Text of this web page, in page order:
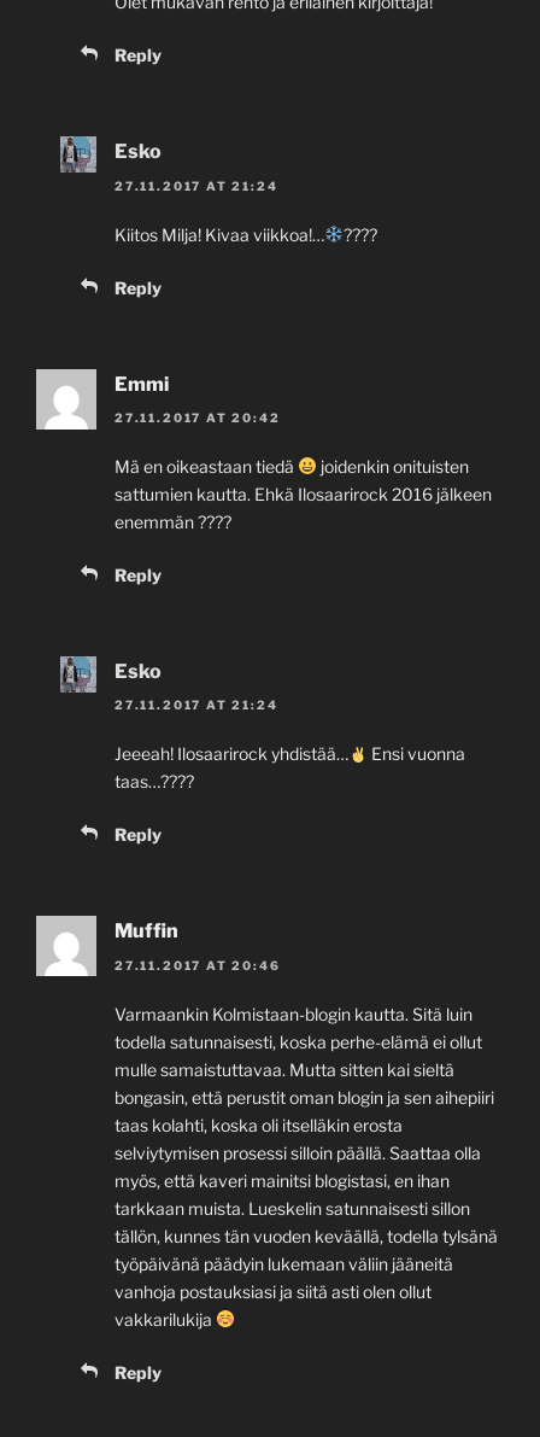
Reply
Esko
27.11.2017 AT 21:24
Kiitos Milja! Kivaa viikkoa!… ????
Reply
Emmi
27.11.2017 AT 20:42
Mä en oikeastaan tiedä
joidenkin onituisten
sattumien kautta. Ehkä Ilosaarirock 2016 jälkeen
enemmän ????
Reply
Esko
27.11.2017 AT 21:24
Jeeeah! Ilosaarirock yhdistää…
Ensi vuonna
taas…????
Reply
Muffin
27.11.2017 AT 20:46
Varmaankin Kolmistaan-blogin kautta. Sitä luin
todella satunnaisesti, koska perhe-elämä ei ollut
mulle samaistuttavaa. Mutta sitten kai sieltä
bongasin, että perustit oman blogin ja sen aihepiiri
taas kolahti, koska oli itselläkin erosta
selviytymisen prosessi silloin päällä. Saattaa olla
myös, että kaveri mainitsi blogistasi, en ihan
tarkkaan muista. Lueskelin satunnaisesti sillon
tällön, kunnes tän vuoden keväällä, todella tylsänä
työpäivänä päädyin lukemaan väliin jääneitä
vanhoja postauksiasi ja siitä asti olen ollut
vakkarilukija
Reply